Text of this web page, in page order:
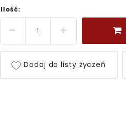
Ilość:
Dodaj do listy życzeń